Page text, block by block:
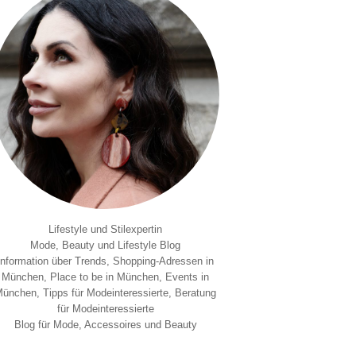
Lifestyle und Stilexpertin
Mode, Beauty und Lifestyle Blog
über Trends, Shopping-Adressen in
München, Place to be in München, Events in
Tipps für Modeinteressierte, Beratung
für Modeinteressierte
Blog für Mode, Accessoires und Beauty